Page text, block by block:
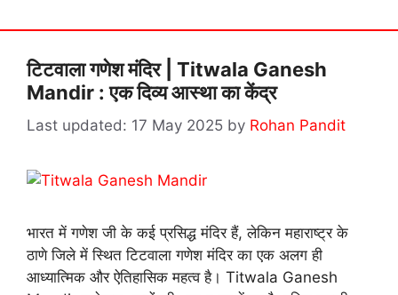
टिटवाला गणेश मंदिर | Titwala Ganesh
Mandir : एक दिव्य आस्था का केंद्र
17 May 2025 by Rohan Pandit
भारत में गणेश जी के कई प्रसिद्ध मंदिर हैं, लेकिन महाराष्ट्र के
ठाणे जिले में स्थित टिटवाला गणेश मंदिर का एक अलग ही
आध्यात्मिक और ऐतिहासिक महत्व है। Titwala Ganesh